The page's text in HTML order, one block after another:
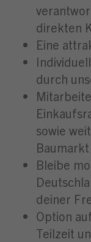
direkten
Eine
durch
sowie
Bleibe
deiner
Option
Teilzeit